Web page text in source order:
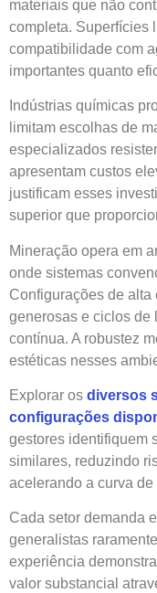
materiais que não
completa. Superfícies
compatibilidade com
importantes quanto
Indústrias químicas
limitam escolhas de
especializados
apresentam custos
justificam esses
superior que
Mineração opera em
onde sistemas
Configurações de
generosas e ciclos de
contínua. A robustez
estéticas nesses
Explorar os diversos
configurações
gestores identifiquem
similares, reduzindo
acelerando a curva
Cada setor demanda
generalistas
experiência
valor substancial